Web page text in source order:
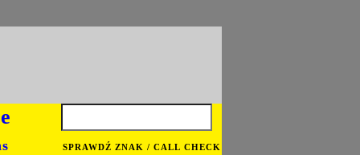
SPRAWDŹ ZNAK / CALL CHECK